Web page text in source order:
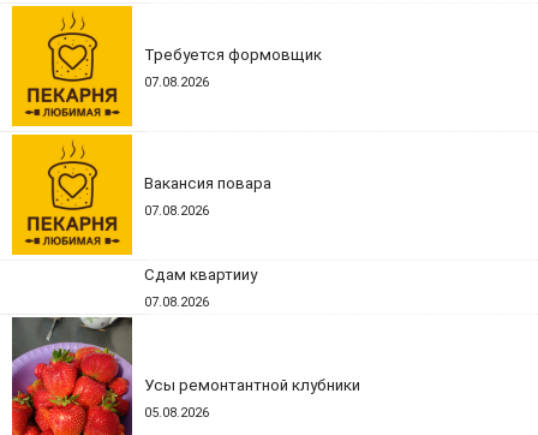
Требуется формовщик
07.08.2026
Вакансия повара
07.08.2026
Сдам квартииу
07.08.2026
Усы ремонтантной клубники
05.08.2026